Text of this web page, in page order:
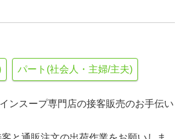
パート(社会人・主婦/主夫)
ンスープ専門店の接客販売のお手伝い